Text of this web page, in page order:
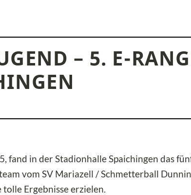
– 5. E-
fand in der Stadionhalle Spaichingen das
vom SV Mariazell / Schmetterball
Ergebnisse erzielen.